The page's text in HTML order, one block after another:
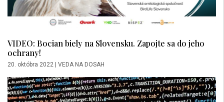
VIDEO: Bocian biely na Slovensku. Zapojte sa do jeho
ochrany!
20. októbra 2022 VEDA NA DOSAH